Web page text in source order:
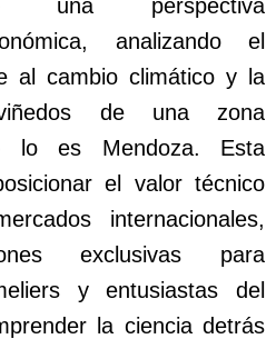
una perspectiva
analizando el
al cambio climático y la
de una zona
lo es Mendoza. Esta
el valor técnico
internacionales,
exclusivas para
y entusiastas del
la ciencia detrás